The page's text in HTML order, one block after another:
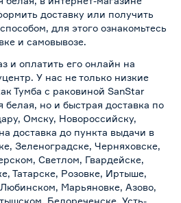
доставку или получить
для этого ознакомьтесь
и самовывозе.
и оплатить его онлайн на
У нас не только низкие
Тумба с раковиной SanStar
но и быстрая доставка по
Омску, Новороссийску,
доставка до пункта выдачи в
Зеленоградске, Черняховске,
Светлом, Гвардейске,
Татарске, Розовке, Иртыше,
Марьяновке, Азово,
Белореченске, Усть-